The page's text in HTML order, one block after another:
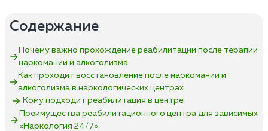
Содержание
Почему важно прохождение реабилитации после терапии
наркомании и алкоголизма
Как проходит восстановление после наркомании и
алкоголизма в наркологических центрах
Кому подходит реабилитация в центре
Преимущества реабилитационного центра для зависимых
«Наркология 24/7»‎